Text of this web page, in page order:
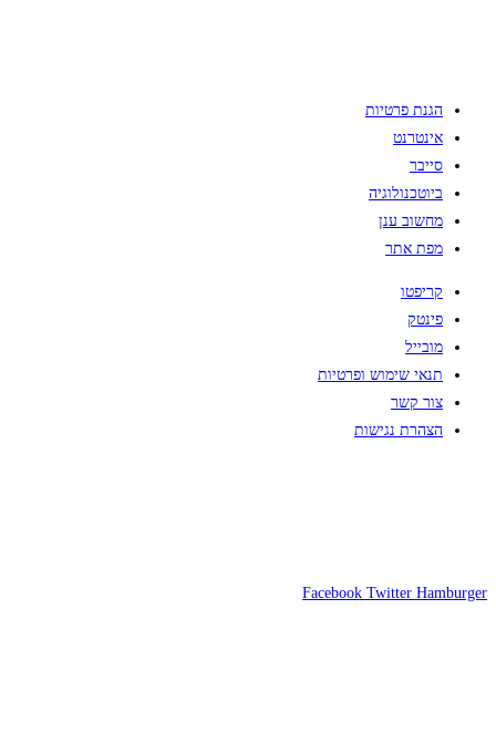
הגנת פרטיות
אינטרנט
סייבר
ביוטכנולוגיה
מחשוב ענן
מפת אתר
קריפטו
פינטק
מובייל
תנאי שימוש ופרטיות
צור קשר
הצהרת נגישות
Facebook Twitter Hamburger